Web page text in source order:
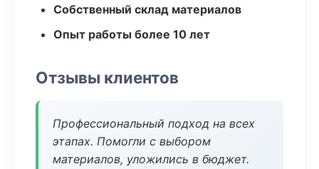
Собственный склад материалов
Опыт работы более 10 лет
Отзывы клиентов
Профессиональный подход на всех
этапах. Помогли с выбором
материалов, уложились в бюджет.